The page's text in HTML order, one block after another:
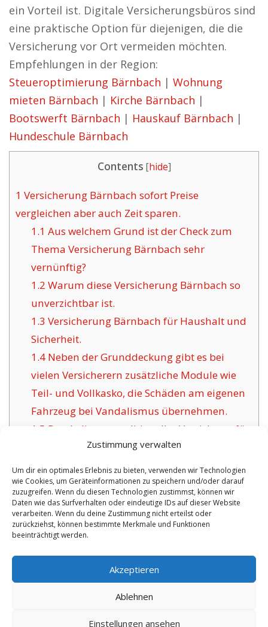
Zustimmung verwalten
Um dir ein optimales Erlebnis zu bieten, verwenden wir Technologien
wie Cookies, um Geräteinformationen zu speichern und/oder darauf
zuzugreifen. Wenn du diesen Technologien zustimmst, können wir
Daten wie das Surfverhalten oder eindeutige IDs auf dieser Website
verarbeiten. Wenn du deine Zustimmung nicht erteilst oder
zurückziehst, können bestimmte Merkmale und Funktionen
beeinträchtigt werden.
Akzeptieren
Ablehnen
Einstellungen ansehen
ein Vorteil ist. Digitale Versicherungsbüros sind
eine praktische Option für diejenigen, die die
Versicherung vor Ort vermeiden möchten.
Empfehlungen in der Region:
Steueroptimierung Bärnbach | Wohnung
mieten Bärnbach | Kirche Bärnbach |
Bootswerft Bärnbach | Hauskauf Bärnbach |
Hundeschule Bärnbach
Contents [hide]
1 Versicherung Bärnbach sofort Preise
vergleichen aber auch Zeit sparen.
1.1 Aus welchem Grund ist der Check zum
Thema Versicherung Bärnbach sehr
vernünftig?
1.2 Warum diese Versicherung Bärnbach so
unverzichtbar ist.
1.3 Versicherung Bärnbach für Haushalt und
Sicherheit.
1.4Neben der Grunddeckung gibt es bei
vielen Versicherern zusätzliche Module wie
Teil- und Vollkasko, die Schäden am eigenen
Fahrzeug bei Vandalismus übernehmen.
1.5 Das Anliegen traditioneller Versicherer für
1.6
Die Vorteile dieser Versicherung in
Bärnbach:
1.6.1Aktualisierte Policen sowie
Zertifizierung:
No tags for this post.